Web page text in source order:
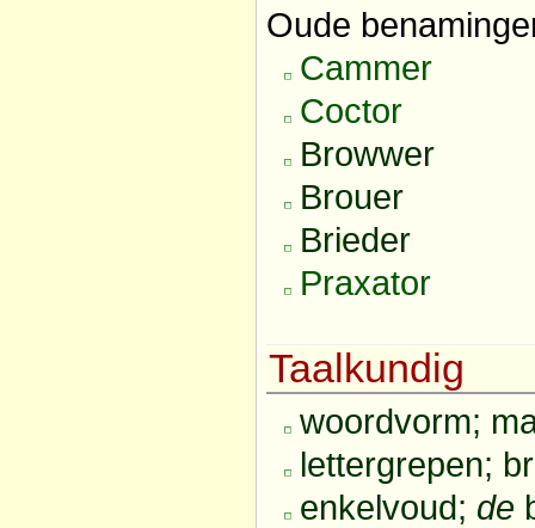
Oude
Cammer
Coctor
Browwer
Brouer
Brieder
Praxator
Taalkundig
woordvorm;
lettergrepen;
enkelvoud; de